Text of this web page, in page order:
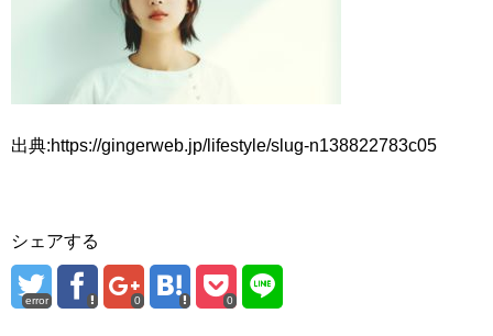
出典:https://gingerweb.jp/lifestyle/slug-n138822783c05
シェアする
error 0 0